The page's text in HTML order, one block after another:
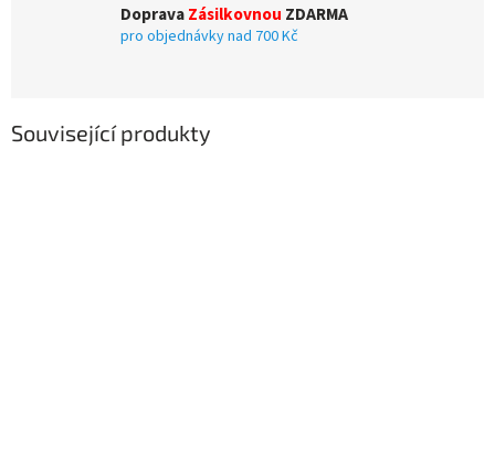
DopravaZásilkovnou ZDARMA
pro objednávky nad 700 Kč
Související produkty